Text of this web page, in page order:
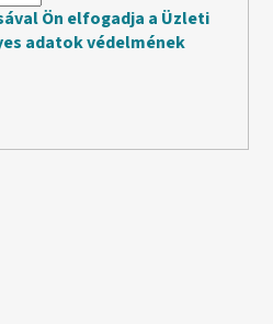
Ön elfogadja a Üzleti
adatok védelmének